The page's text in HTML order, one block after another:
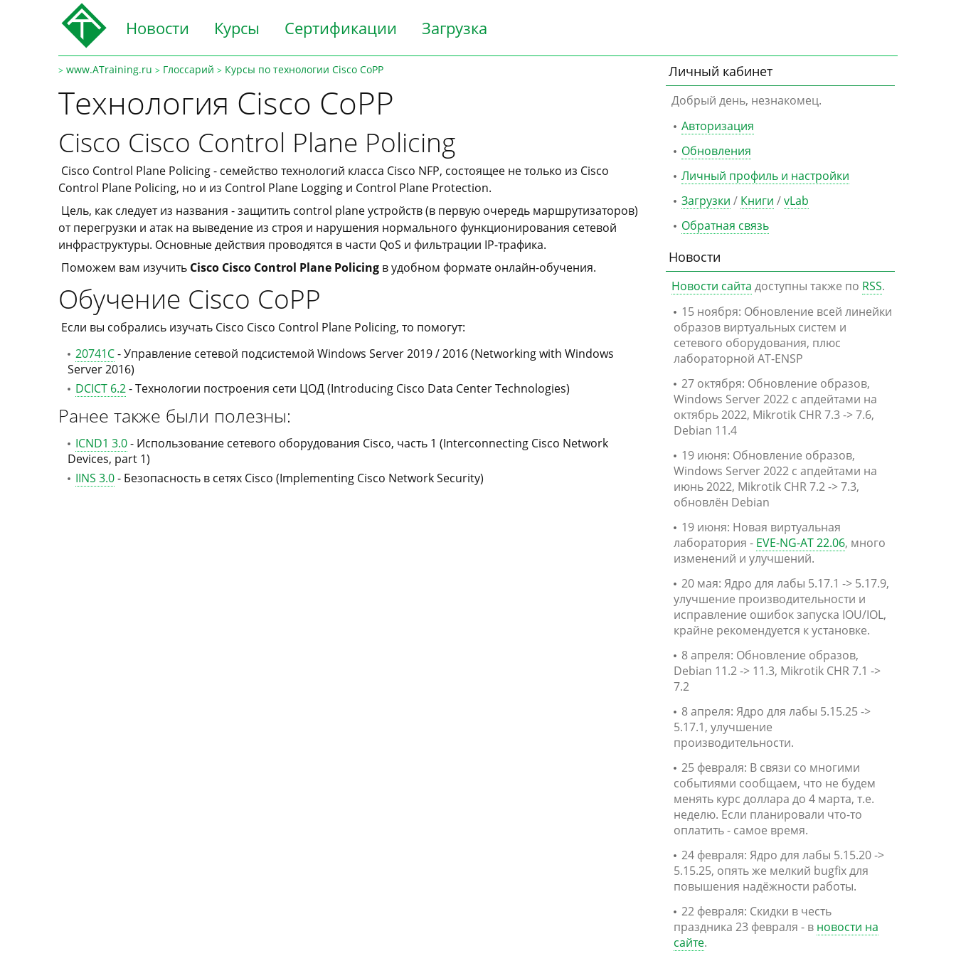
Новости Курсы Сертификации Загрузка
> www.ATraining.ru > Глоссарий > Курсы по технологии Cisco CoPP
Технология Cisco CoPP
Cisco Cisco Control Plane Policing
Cisco Control Plane Policing - семейство технологий класса Cisco NFP, состоящее не только из Cisco
Control Plane Policing, но и из Control Plane Logging и Control Plane Protection.
Цель, как следует из названия - защитить control plane устройств (в первую очередь маршрутизаторов)
от перегрузки и атак на выведение из строя и нарушения нормального функционирования сетевой
инфраструктуры. Основные действия проводятся в части QoS и фильтрации IP-трафика.
Поможем вам изучить Cisco Cisco Control Plane Policing в удобном формате онлайн-обучения.
Обучение Cisco CoPP
Если вы собрались изучать Cisco Cisco Control Plane Policing, то помогут:
20741C- Управление сетевой подсистемой Windows Server 2019 / 2016 (Networking with Windows
Server 2016)
DCICT 6.2- Технологии построения сети ЦОД (Introducing Cisco Data Center Technologies)
Ранее также были полезны:
ICND1 3.0- Использование сетевого оборудования Cisco, часть 1 (Interconnecting Cisco Network
Devices, part 1)
IINS 3.0- Безопасность в сетях Cisco (Implementing Cisco Network Security)
Личный кабинет
Добрый день, незнакомец.
Авторизация
Обновления
Личный профиль и настройки
Загрузки / Книги /vLab
Обратная связь
Новости
Новости сайта доступны также по RSS.
15 ноября: Обновление всей линейки
образов виртуальных систем и
сетевого оборудования, плюс
лабораторной AT-ENSP
27 октября: Обновление образов,
Windows Server 2022 с апдейтами на
октябрь 2022, Mikrotik CHR 7.3 -> 7.6,
Debian 11.4
19 июня: Обновление образов,
Windows Server 2022 с апдейтами на
июнь 2022, Mikrotik CHR 7.2 -> 7.3,
обновлён Debian
19 июня: Новая виртуальная
лаборатория - EVE-NG-AT 22.06, много
изменений и улучшений.
20 мая: Ядро для лабы 5.17.1 -> 5.17.9,
улучшение производительности и
исправление ошибок запуска IOU/IOL,
крайне рекомендуется к установке.
8 апреля: Обновление образов,
Debian 11.2 -> 11.3, Mikrotik CHR 7.1 ->
7.2
8 апреля: Ядро для лабы 5.15.25 ->
5.17.1, улучшение
производительности.
25 февраля: В связи со многими
событиями сообщаем, что не будем
менять курс доллара до 4 марта, т.е.
неделю. Если планировали что-то
оплатить - самое время.
24 февраля: Ядро для лабы 5.15.20 ->
5.15.25, опять же мелкий bugfix для
повышения надёжности работы.
22 февраля: Скидки в честь
праздника 23 февраля - в новости на
сайте.